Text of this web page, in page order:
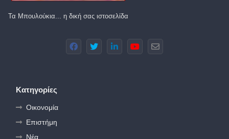
Τα Μπουλούκια... η δική σας ιστοσελίδα
Κατηγορίες
Οικονομία
Επιστήμη
Νέα